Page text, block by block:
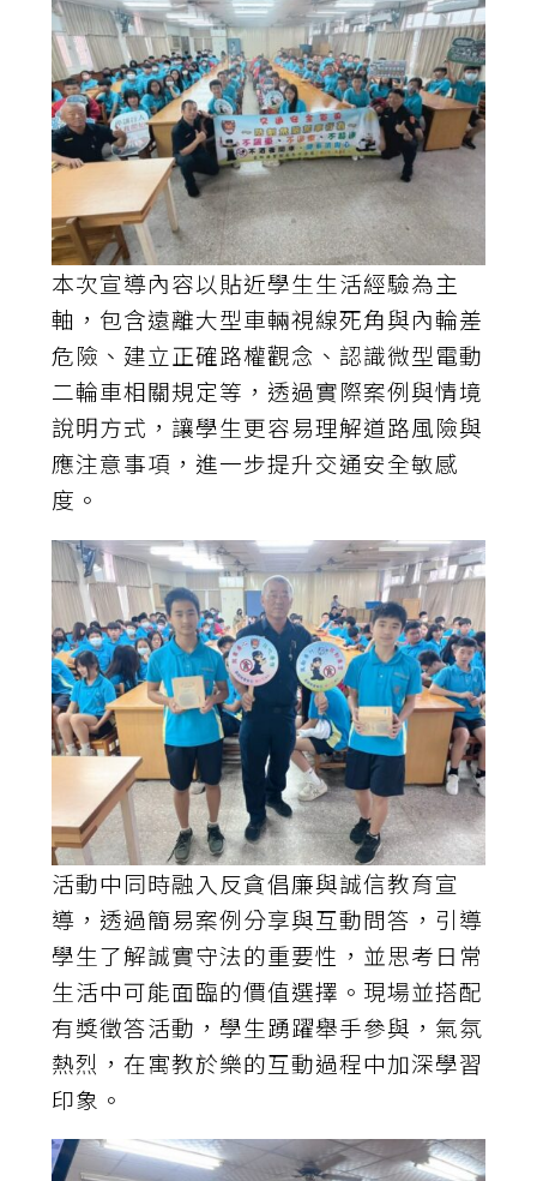
本次宣導內容以貼近學生生活經驗為主
軸，包含遠離大型車輛視線死角與內輪差
危險、建立正確路權觀念、認識微型電動
二輪車相關規定等，透過實際案例與情境
說明方式，讓學生更容易理解道路風險與
應注意事項，進一步提升交通安全敏感
度。
活動中同時融入反貪倡廉與誠信教育宣
導，透過簡易案例分享與互動問答，引導
學生了解誠實守法的重要性，並思考日常
生活中可能面臨的價值選擇。現場並搭配
有獎徵答活動，學生踴躍舉手參與，氣氛
熱烈，在寓教於樂的互動過程中加深學習
印象。